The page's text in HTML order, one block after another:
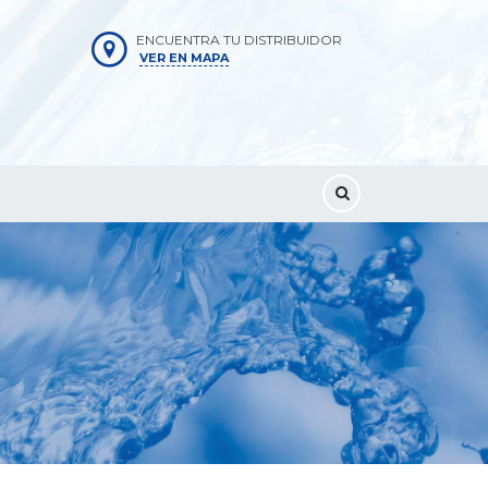
ENCUENTRA TU DISTRIBUIDOR
VER EN MAPA